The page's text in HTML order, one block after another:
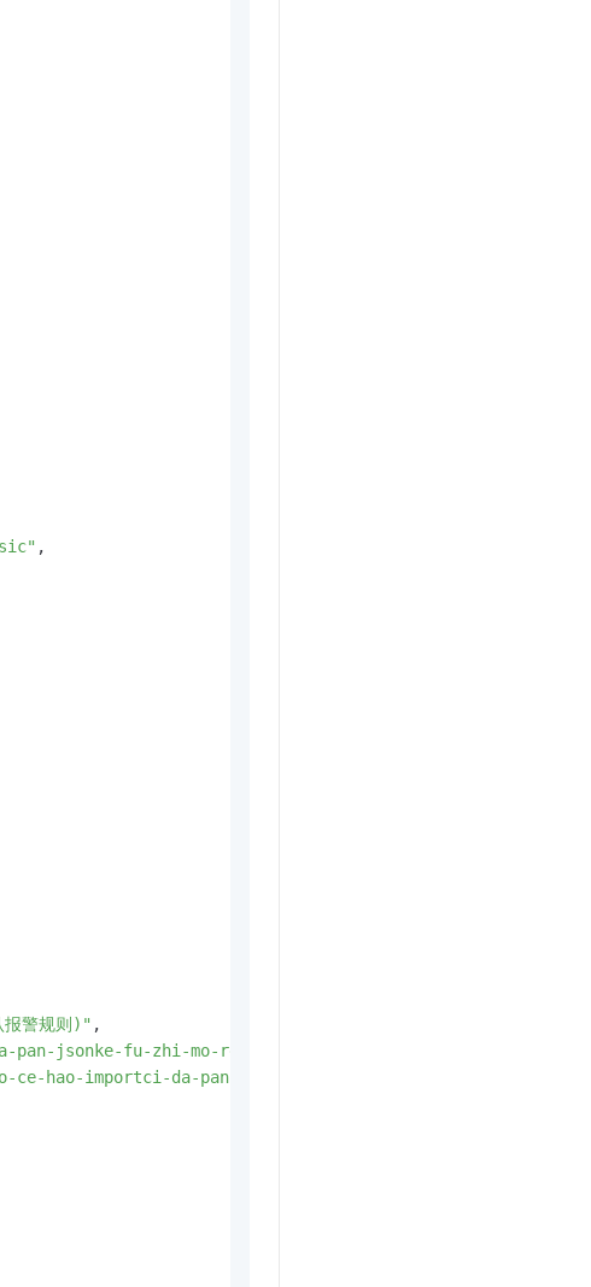
,
报警规则)" ,
jsonke-fu-zhi-mo-ren-bao-jing-gui-ze"
hao-importci-da-pan-jsonke-fu-zhi-mo-ren-bao-jing-gui-